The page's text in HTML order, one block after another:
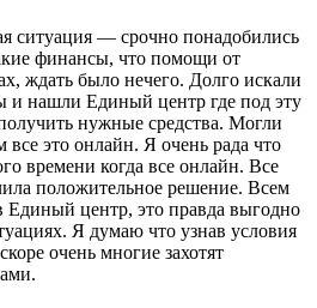
ситуация — срочно понадобились
финансы, что помощи от
ждать было нечего. Долго искали
и нашли Единый центр где под эту
нужные средства. Могли
все это онлайн. Я очень рада что
времени когда все онлайн. Все
положительное решение. Всем
Единый центр, это правда выгодно
Я думаю что узнав условия
очень многие захотят